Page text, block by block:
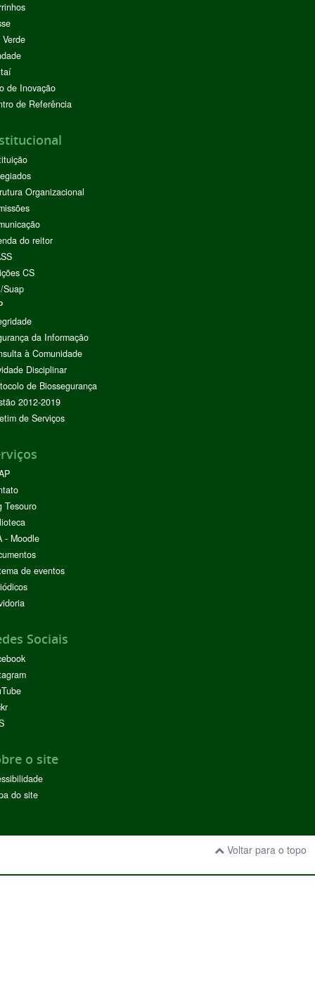
de Inovação
de Referência
Organizacional
do reitor
CS
Suap
da Informação
à Comunidade
Disciplinar
de Biossegurança
2012-2019
de Serviços
Tesouro
- Moodle
de eventos
Sociais
o site
do site
Voltar para o topo